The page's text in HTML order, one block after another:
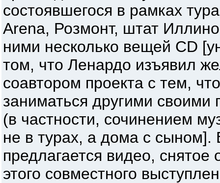
состоявшегося в рамках
Arena, Розмонт, штат
ними несколько вещей CD
том, что Ленардо изъявил
соавтором проекта с тем,
заниматься другими своими
(в частности, сочинением
не в турах, а дома с
предлагается видео,
этого совместного